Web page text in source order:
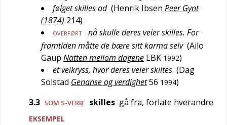
følget skilles ad (Henrik Ibsen Peer Gynt
(1874) 214)
OVERFØRT
nå skulle deres veier skilles. For
framtiden måtte de bære sitt karma selv (Ailo
Gaup Natten mellom dagene LBK 1992)
et veikryss, hvor deres veier skiltes (Dag
Solstad Genanse og verdighet56 1994)
3.3 SOM S-VERB skilles gå fra, forlate hverandre
EKSEMPEL